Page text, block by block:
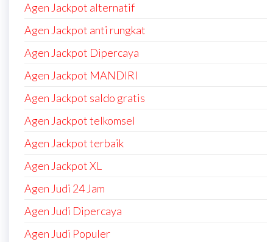
Agen Jackpot alternatif
Agen Jackpot anti rungkat
Agen Jackpot Dipercaya
Agen Jackpot MANDIRI
Agen Jackpot saldo gratis
Agen Jackpot telkomsel
Agen Jackpot terbaik
Agen Jackpot XL
Agen Judi 24 Jam
Agen Judi Dipercaya
Agen Judi Populer